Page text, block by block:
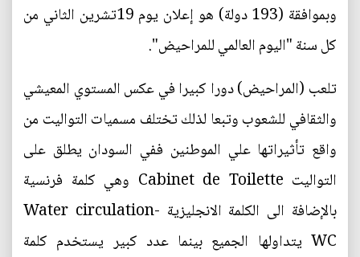
وبموافقة (193 دولة) هو إعلان يوم 19تشرين الثاني من
كل سنة "اليوم العالمي للمراحيض".
تلعب (المراحيض) دورا كبيرا في عكس المستوي المعيشي
والثقافي للشعوب وتبعا لذلك تختلف مسميات التواليت من
واقع تأثيراتها علي الموطنين ففي السودان يطلق على
التواليت Cabinet de Toilette وهي كلمة فرنسية
بالإضافة الى الكلمة الانجليزية Water circulation-
WC يتداولها الجميع بينما عدد كبير يستخدم كلمة